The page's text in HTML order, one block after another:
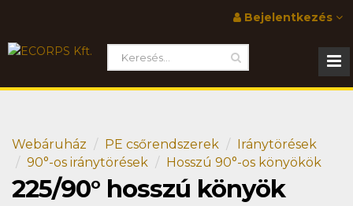
Bejelentkezés
Webáruház PE csőrendszerek
Iránytörések
90°-os iránytörések
Hosszú 90°-os könyökök
225/90° hosszú könyök